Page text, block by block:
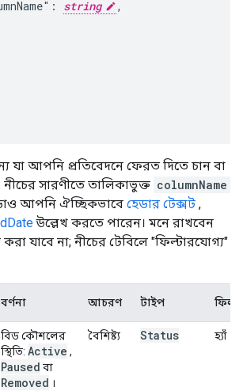
string
,
যা আপনি প্রতিবেদনে ফেরত দিতে চান বা
সারণীতে তালিকাভুক্ত columnName
আপনি ঐচ্ছিকভাবে হেডার টেক্সট ,
উল্লেখ করতে পারেন। মনে রাখবেন
যাবে না; নীচের টেবিলে "ফিল্টারযোগ্য"
বর্ণনা আচরণ টাইপ
বিড কৌশলের
স্থিতি: Active ,
Paused বা
Removed ।
বৈশিষ্ট্য Status হ্যাঁ